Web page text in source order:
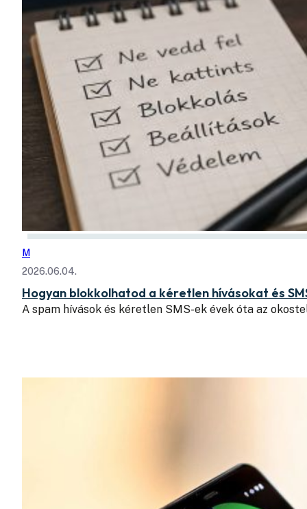
M
2026.06.04.
Hogyan blokkolhatod a kéretlen hívásokat és
A spam hívások és kéretlen SMS-ek évek óta az